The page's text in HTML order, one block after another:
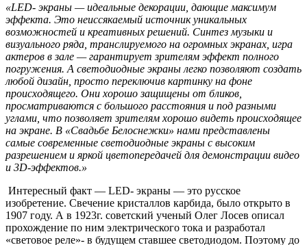
«LED- экраны — идеальные декорации, дающие максимум
эффекта. Это неиссякаемый источник уникальных
возможностей и креативных решений. Синтез музыки и
визуального ряда, транслируемого на огромных экранах, игра
актеров в зале — гарантирует зрителям эффект полного
погружения. А светодиодные экраны легко позволяют создать
любой дизайн, просто переключив картинку на фоне
происходящего. Они хорошо защищены от бликов,
просматриваются с большого расстояния и под разными
углами, что позволяет зрителям хорошо видеть происходящее
на экране. В «Свадьбе Белоснежки» нами представлены
самые современные светодиодные экраны с высоким
разрешением и яркой цветопередачей для демонстрации видео
и 3D-эффектов.»
Интересный факт — LED- экраны — это русское
изобретение. Свечение кристаллов карбида, было открыто в
1907 году. А в 1923г. советский ученый Олег Лосев описал
прохождение по ним электрического тока и разработал
«световое реле»- в будущем ставшее светодиодом. Поэтому до